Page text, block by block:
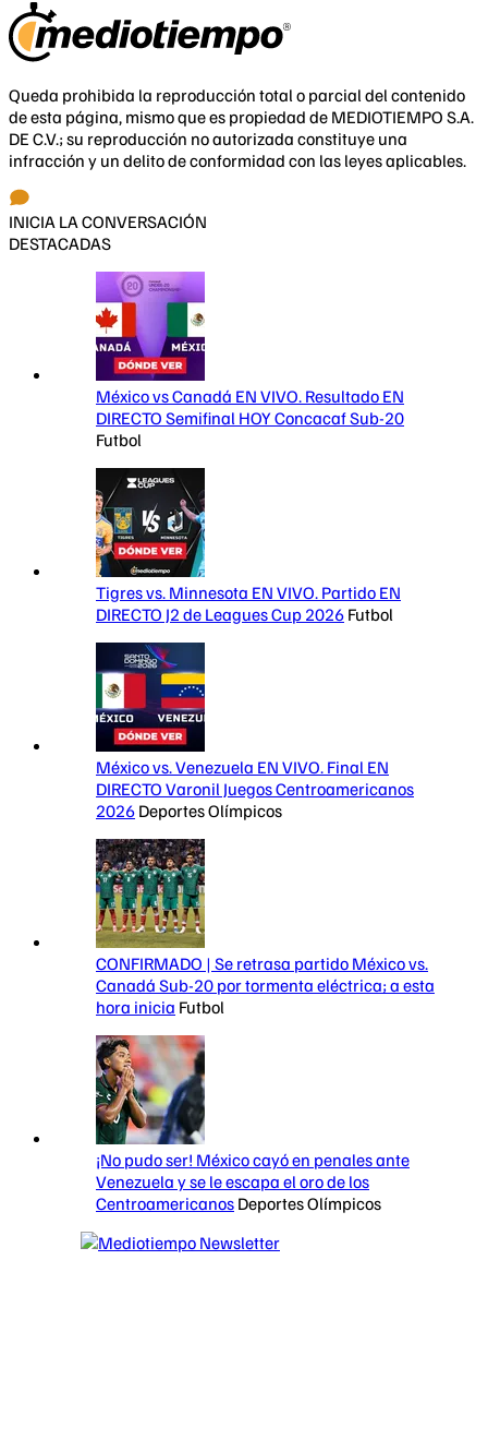
Queda prohibida la reproducción total o parcial del contenido
de esta página, mismo que es propiedad de MEDIOTIEMPO S.A.
DE C.V.; su reproducción no autorizada constituye una
infracción y un delito de conformidad con las leyes aplicables.
INICIA LA CONVERSACIÓN
DESTACADAS
México vs Canadá EN VIVO. Resultado EN
DIRECTO Semifinal HOY Concacaf Sub-20
Futbol
Tigres vs. Minnesota EN VIVO. Partido EN
DIRECTO J2 de Leagues Cup 2026 Futbol
México vs. Venezuela EN VIVO. Final EN
DIRECTO Varonil Juegos Centroamericanos
2026 Deportes Olímpicos
CONFIRMADO | Se retrasa partido México vs.
Canadá Sub-20 por tormenta eléctrica; a esta
hora inicia Futbol
¡No pudo ser! México cayó en penales ante
Venezuela y se le escapa el oro de los
Centroamericanos Deportes Olímpicos